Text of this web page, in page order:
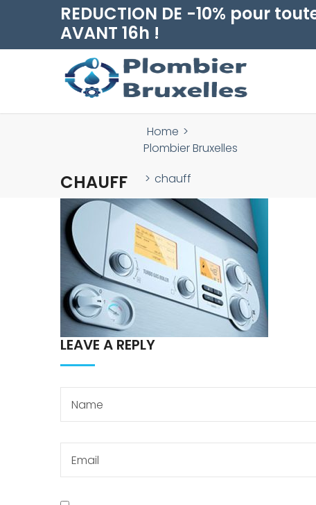
REDUCTION DE -10% pour
AVANT 16h !
Home >
Plombier Bruxelles
> chauff
CHAUFF
LEAVE A REPLY